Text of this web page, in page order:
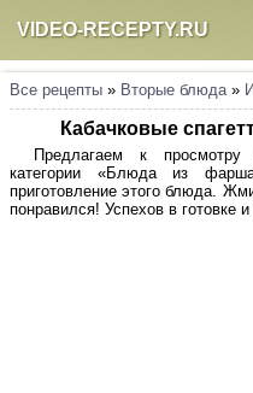
VIDEO-RECEPTY.RU
Все рецепты » Вторые блюда»
Кабачковые
Предлагаем к
категории «Блюда из
приготовление этого блюда.
понравился! Успехов в готовке и